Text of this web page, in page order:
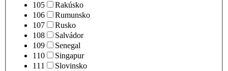
105
Rakúsko
106
Rumunsko
107
Rusko
108
Salvádor
109
Senegal
110
Singapur
111
Slovinsko